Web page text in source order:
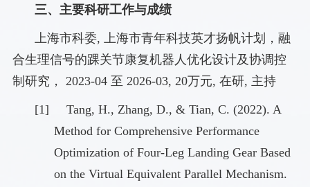
三、主要科研工作与成绩
上海市科委,
上海市青年科技英才扬帆计划，融
合生理信号的踝关节康复机器人优化设计及协调控
制研究，
2023-04 至 2026-03, 20万元, 在研, 主持
[1]
Tang, H., Zhang, D., & Tian, C. (2022). A
Method for Comprehensive Performance
Optimization of Four-Leg Landing Gear Based
on the Virtual Equivalent Parallel Mechanism.